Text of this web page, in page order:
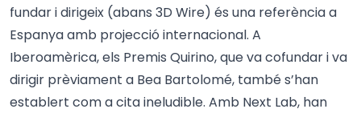
fundar i dirigeix (abans 3D Wire) és una referència a
Espanya amb projecció internacional. A
Iberoamèrica, els Premis Quirino, que va cofundar i va
dirigir prèviament a Bea Bartolomé, també s’han
establert com a cita ineludible. Amb Next Lab, han